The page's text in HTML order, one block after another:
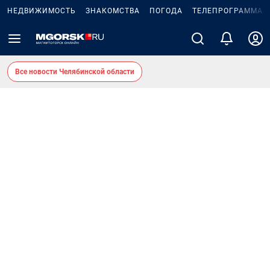
НЕДВИЖИМОСТЬ ЗНАКОМСТВА ПОГОДА ТЕЛЕПРОГРАММА
Все новости Челябинской области